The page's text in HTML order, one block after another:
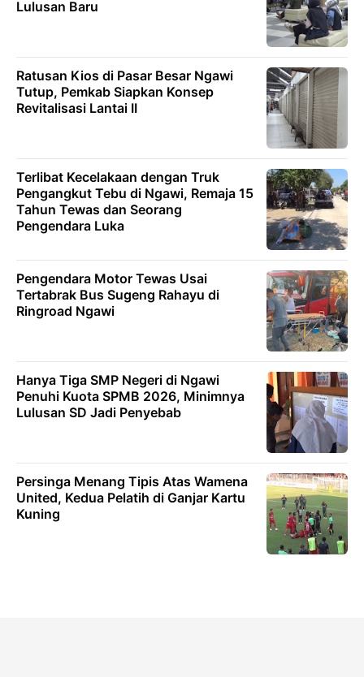
Lulusan Baru
Ratusan Kios di Pasar Besar Ngawi
Tutup, Pemkab Siapkan Konsep
Revitalisasi Lantai II
Terlibat Kecelakaan dengan Truk
Pengangkut Tebu di Ngawi, Remaja 15
Tahun Tewas dan Seorang
Pengendara Luka
Pengendara Motor Tewas Usai
Tertabrak Bus Sugeng Rahayu di
Ringroad Ngawi
Hanya Tiga SMP Negeri di Ngawi
Penuhi Kuota SPMB 2026, Minimnya
Lulusan SD Jadi Penyebab
Persinga Menang Tipis Atas Wamena
United, Kedua Pelatih di Ganjar Kartu
Kuning